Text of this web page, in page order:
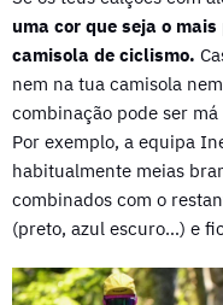
uma cor que seja o
camisola de ciclismo.
nem na tua camisola
combinação pode ser
Por exemplo, a equipa
habitualmente meias
combinados com o
(preto, azul escuro…) e